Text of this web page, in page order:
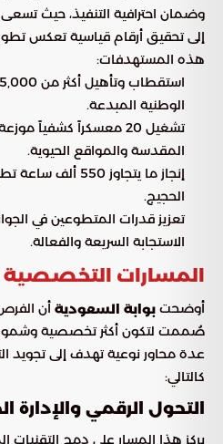
وضمان احترافية التنفيذ، حيث
إلى تحقيق أرقام قياسية تعكس
هذه المستهدفات:
الوطنية المبدعة.
تشغيل 20 معسكراً كشفياً
المقدسة والمواقع الحيوية.
إنجاز ما يتجاوز
الحجيج.
تعزيز قدرات المتطوعين في
الاستجابة السريعة والفعالة.
المسارات التخصصية
أوضحت بوابة السعودية أن
صُممت لتكون أكثر تخصصية
عدة محاور نوعية تهدف إلى تجويد
كالتالي:
التحول الرقمي والإدارة
يركز هذا المسار على دمج